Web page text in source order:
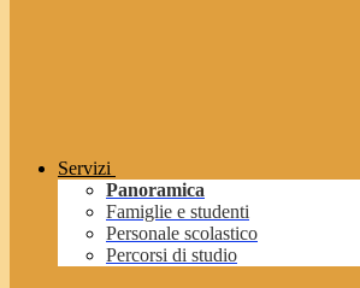
Servizi
Panoramica
Famiglie e studenti
Personale scolastico
Percorsi di studio